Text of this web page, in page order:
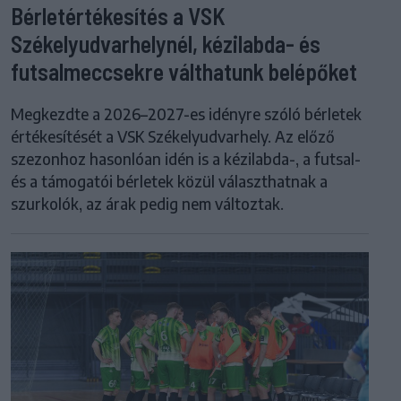
Bérletértékesítés a VSK
Székelyudvarhelynél, kézilabda- és
futsalmeccsekre válthatunk belépőket
Megkezdte a 2026–2027-es idényre szóló bérletek
értékesítését a VSK Székelyudvarhely. Az előző
szezonhoz hasonlóan idén is a kézilabda-, a futsal-
és a támogatói bérletek közül választhatnak a
szurkolók, az árak pedig nem változtak.